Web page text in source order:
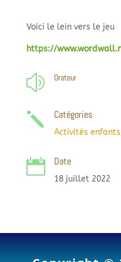
Voici le lein vers le jeu
https://
z Orateur
j Catégories
Activités enfants
 Date
18 juillet 2022